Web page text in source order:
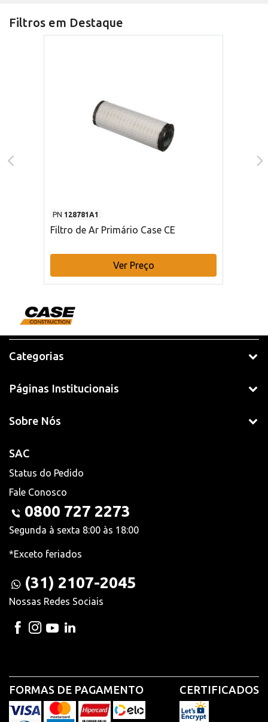
Filtros em Destaque
PN 128781A1
Filtro de Ar Primário Case CE
Ver Preço
Categorias
Páginas Institucionais
Sobre Nós
SAC
Status do Pedido
Fale Conosco
0800 727 2273
Segunda à sexta 8:00 às 18:00
*Exceto feriados
(31) 2107-2045
Nossas Redes Sociais
FORMAS DE PAGAMENTO CERTIFICADOS